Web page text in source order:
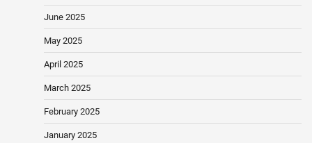
June 2025
May 2025
April 2025
March 2025
February 2025
January 2025